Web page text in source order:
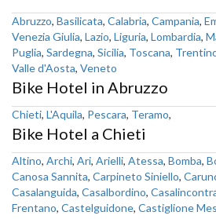
Abruzzo, Basilicata, Calabria, Campania,
Venezia Giulia, Lazio, Liguria, Lombardia,
Puglia, Sardegna, Sicilia, Toscana,
Valle d'Aosta, Veneto
Bike Hotel in Abruzzo
Chieti, L'Aquila, Pescara, Teramo,
Bike Hotel a Chieti
Altino, Archi, Ari, Arielli, Atessa, Bomba,
Canosa Sannita, Carpineto Siniello,
Casalanguida, Casalbordino,
Frentano, Castelguidone, Castiglione